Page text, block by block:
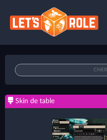
Skin de table